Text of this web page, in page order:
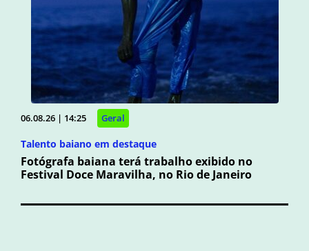
06.08.26 | 14:25 Geral
Talento baiano em destaque
Fotógrafa baiana terá trabalho exibido no
Festival Doce Maravilha, no Rio de Janeiro